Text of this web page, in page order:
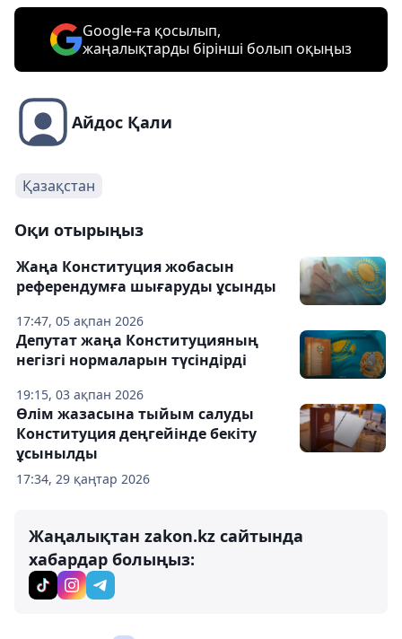
Google-ға қосылып,
жаңалықтарды бірінші болып оқыңыз
Айдос Қали
Қазақстан
Оқи отырыңыз
17:47, 05 ақпан 2026
Жаңа Конституция жобасын
референдумға шығаруды ұсынды
19:15, 03 ақпан 2026
Депутат жаңа Конституцияның
негізгі нормаларын түсіндірді
17:34, 29 қаңтар 2026
Өлім жазасына тыйым салуды
Конституция деңгейінде бекіту
ұсынылды
Жаңалықтан zakon.kz сайтында
хабардар болыңыз: